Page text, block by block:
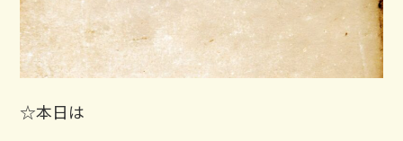
⁡☆本日は